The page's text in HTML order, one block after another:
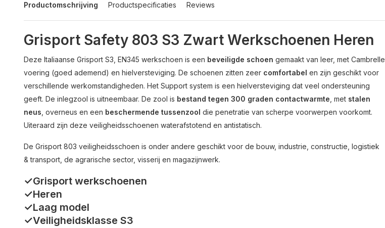
Productomschrijving Productspecificaties Reviews
Grisport Safety 803 S3 Zwart Werkschoenen Heren
Deze Italiaanse Grisport S3, EN345 werkschoen is een beveiligde schoen gemaakt van leer, met Cambrelle
voering (goed ademend) en hielversteviging. De schoenen zitten zeer comfortabel en zijn geschikt voor
verschillende werkomstandigheden. Het Support system is een hielversteviging dat veel ondersteuning
geeft. De inlegzool is uitneembaar. De zool is bestand tegen 300 graden contactwarmte , met stalen
neus , overneus en een beschermende tussenzool die penetratie van scherpe voorwerpen voorkomt.
Uiteraard zijn deze veiligheidsschoenen waterafstotend en antistatisch.
De Grisport 803 veiligheidsschoen is onder andere geschikt voor de bouw, industrie, constructie, logistiek
& transport, de agrarische sector, visserij en magazijnwerk.
✓Grisport werkschoenen
✓Heren
✓Laag model
✓Veiligheidsklasse S3